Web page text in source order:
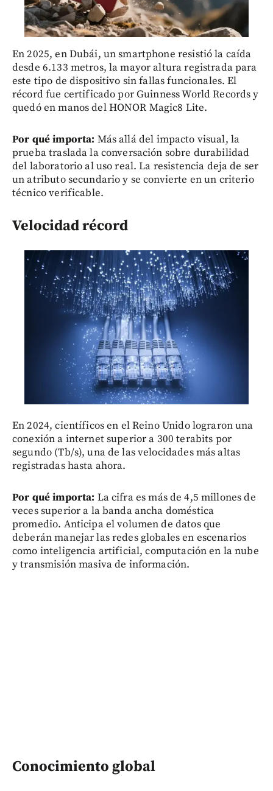
En 2025, en Dubái, un smartphone resistió la caída
desde 6.133 metros, la mayor altura registrada para
este tipo de dispositivo sin fallas funcionales. El
récord fue certificado por Guinness World Records y
quedó en manos del HONOR Magic8 Lite.
Por qué importa: Más allá del impacto visual, la
prueba traslada la conversación sobre durabilidad
del laboratorio al uso real. La resistencia deja de ser
un atributo secundario y se convierte en un criterio
técnico verificable.
Velocidad récord
En 2024, científicos en el Reino Unido lograron una
conexión a internet superior a 300 terabits por
segundo (Tb/s), una de las velocidades más altas
registradas hasta ahora.
Por qué importa: La cifra es más de 4,5 millones de
veces superior a la banda ancha doméstica
promedio. Anticipa el volumen de datos que
deberán manejar las redes globales en escenarios
como inteligencia artificial, computación en la nube
y transmisión masiva de información.
Conocimiento global